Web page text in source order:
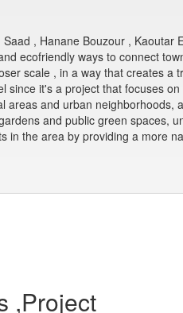
, Hanane Bouzour ,
ecofriendly ways to connect
scale , in a way that creates
since it's a project that focuses
areas and urban
and public green spaces,
in the area by providing a more
,Project